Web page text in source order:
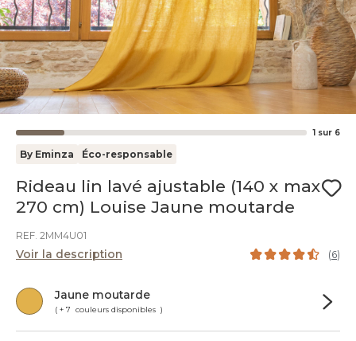
1 sur 6
By Eminza Éco-responsable
Rideau lin lavé ajustable (140 x max
270 cm) Louise Jaune moutarde
REF. 2MM4U01
Voir la description (6)
Jaune moutarde
( + 7 couleurs disponibles )